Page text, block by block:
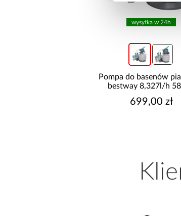
wysyłka w 24h
Pompa do basenów
bestway 8,327l/h
699,00 zł